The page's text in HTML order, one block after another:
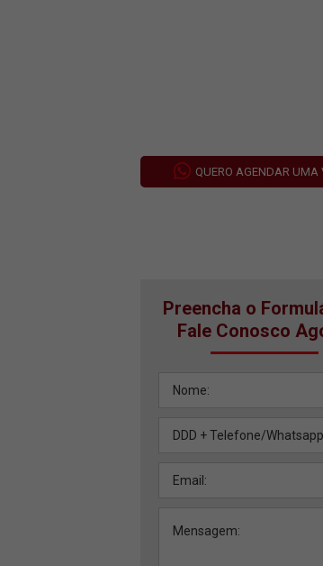
QUERO AGENDAR UMA
Preencha o
Fale Conosco